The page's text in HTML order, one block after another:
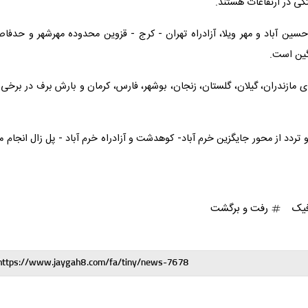
آباد و مهر ویلا، آزادراه تهران - کرج - قزوین محدوده مهرشهر و
است.
گیلان، گلستان، زنجان، بوشهر، فارس، کرمان و بارش برف در برخی
از محور جایگزین خرم آباد- کوهدشت و آزادراه خرم آباد - پل زال انجام
رفت و برگشت